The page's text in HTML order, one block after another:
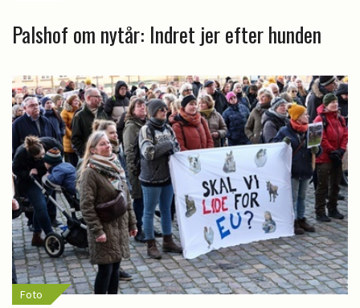
Palshof om nytår: Indret jer efter hunden
Foto